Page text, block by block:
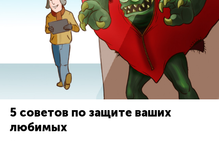
5 советов по защите ваших
любимых